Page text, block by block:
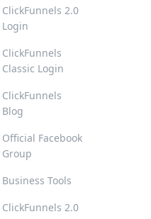
ClickFunnels 2.0
Login
ClickFunnels
Classic Login
ClickFunnels
Blog
Official Facebook
Group
Business Tools
ClickFunnels 2.0